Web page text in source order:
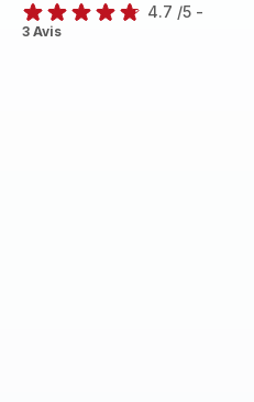
ratings.4.7
4.7 /5 -
3 Avis